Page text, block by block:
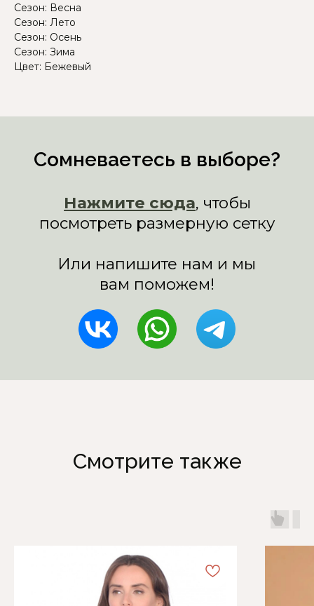
Сезон: Весна
Сезон: Лето
Сезон: Осень
Сезон: Зима
Цвет: Бежевый
Смотрите также
Информация
Отзывы